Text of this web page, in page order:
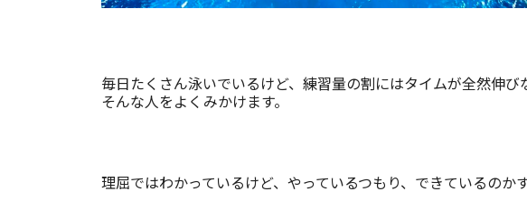
毎日たくさん泳いでいるけど、練習量の割にはタイムが全然伸び
そんな人をよくみかけます。
理屈ではわかっているけど、やっているつもり、できているのか